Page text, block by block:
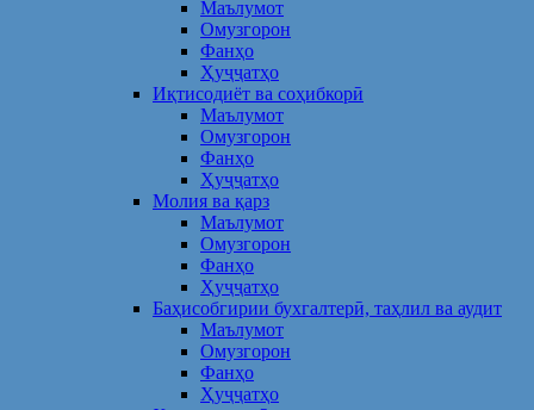
Маълумот
Омузгорон
Фанҳо
Ҳуҷҷатҳо
Иқтисодиёт ва соҳибкорӣ
Маълумот
Омузгорон
Фанҳо
Ҳуҷҷатҳо
Молия ва қарз
Маълумот
Омузгорон
Фанҳо
Ҳуҷҷатҳо
Баҳисобгирии бухгалтерӣ, таҳлил ва аудит
Маълумот
Омузгорон
Фанҳо
Ҳуҷҷатҳо